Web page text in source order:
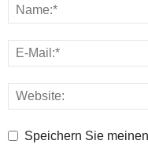
Speichern Sie